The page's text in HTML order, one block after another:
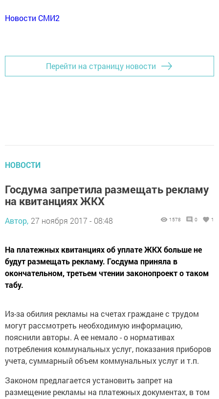
Новости СМИ2
Перейти на страницу новости
НОВОСТИ
Госдума запретила размещать рекламу
на квитанциях ЖКХ
Автор, 27 ноября 2017 - 08:48 1578 0 1
На платежных квитанциях об уплате ЖКХ больше не
будут размещать рекламу. Госдума приняла в
окончательном, третьем чтении законопроект о таком
табу.
Из-за обилия рекламы на счетах граждане с трудом
могут рассмотреть необходимую информацию,
пояснили авторы. А ее немало - о нормативах
потребления коммунальных услуг, показания приборов
учета, суммарный объем коммунальных услуг и т.п.
Законом предлагается установить запрет на
размещение рекламы на платежных документах, в том